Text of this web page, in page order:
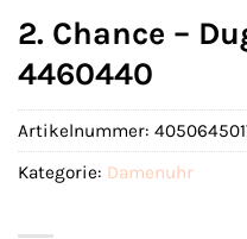
2. Chance –
4460440
Artikelnummer:
Kategorie: Damenuhr